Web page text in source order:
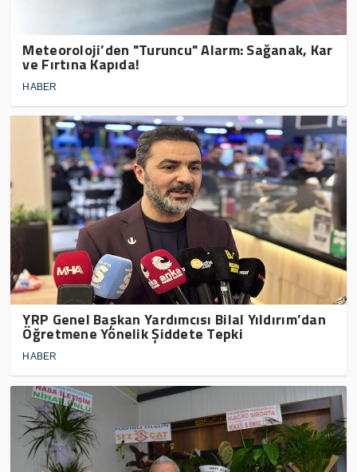
Meteoroloji’den "Turuncu" Alarm: Sağanak, Kar
ve Fırtına Kapıda!
HABER
YRP Genel Başkan Yardımcısı Bilal Yıldırım’dan
Öğretmene Yönelik Şiddete Tepki
HABER